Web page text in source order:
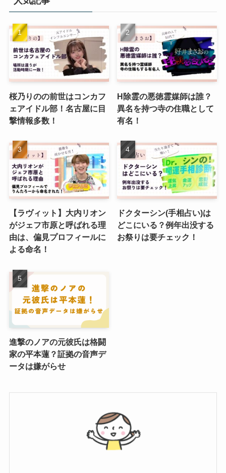
桜乃りのの前世はコンカフ
ェアイドル部！名古屋に目
撃情報多数！
H除霊の悪徳霊媒師は誰？
異名を持つ寺の住職として
有名！
【ラヴィット】大内リオン
がジェフ市原と呼ばれる理
由は、偏見プロフィールに
よる命名！
ドクターシン(手相占い)は
どこにいる？例年出没する
お祭りは要チェック！
進撃のノアの元彼氏は格闘
家の平本蓮？証拠の音声デ
ータは嫌がらせ